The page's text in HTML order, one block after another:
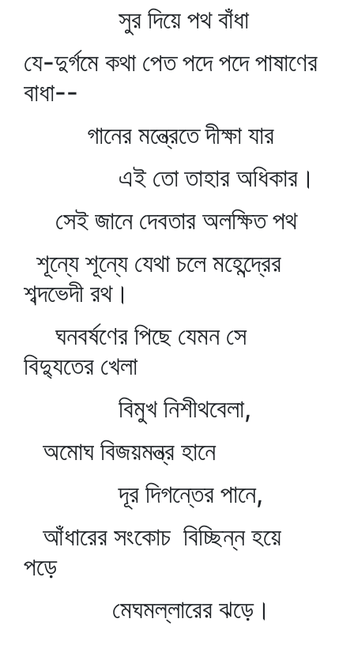
সুর দিয়ে পথ বাঁধা
যে-দুর্গমে কথা পেত পদে পদে পাষাণের
বাধা--
গানের মন্ত্রেতে দীক্ষা যার
এই তো তাহার অধিকার।
সেই জানে দেবতার অলক্ষিত পথ
শূন্যে শূন্যে যেথা চলে মহেন্দ্রের
শব্দভেদী রথ।
ঘনবর্ষণের পিছে যেমন সে
বিদ্যুতের খেলা
বিমুখ নিশীথবেলা,
অমোঘ বিজয়মন্ত্র হানে
দূর দিগন্তের পানে,
আঁধারের সংকোচ বিচ্ছিন্ন হয়ে
পড়ে
মেঘমল্লারের ঝড়ে।